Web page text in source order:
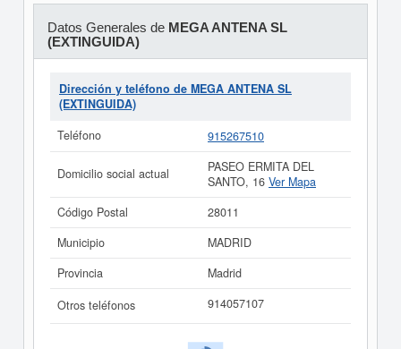
Datos Generales de MEGA ANTENA SL
(EXTINGUIDA)
Dirección y teléfono de MEGA ANTENA SL
(EXTINGUIDA)
Teléfono
915267510
Domicilio social actual
PASEO ERMITA DEL
SANTO, 16 Ver Mapa
Código Postal
28011
Municipio
MADRID
Provincia
Madrid
Otros teléfonos
914057107